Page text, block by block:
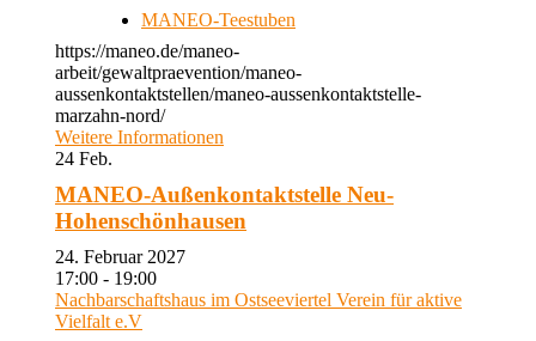
MANEO-Teestuben
https://maneo.de/maneo-
arbeit/gewaltpraevention/maneo-
aussenkontaktstellen/maneo-aussenkontaktstelle-
marzahn-nord/
Weitere Informationen
24 Feb.
MANEO-Außenkontaktstelle Neu-
Hohenschönhausen
24. Februar 2027
17:00 - 19:00
Nachbarschaftshaus im Ostseeviertel Verein für aktive
Vielfalt e.V